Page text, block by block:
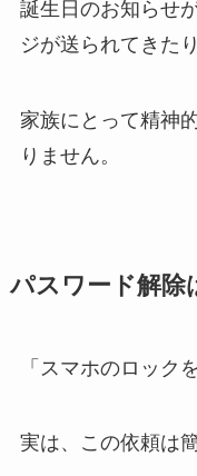
誕生日のお知らせ
ジが送られてきた
家族にとって精神
りません。
パスワード解除
「スマホのロック
実は、この依頼は